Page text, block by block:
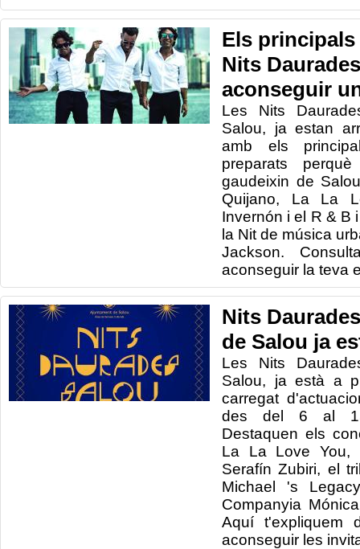
Els
Nits
aconseguir
Les Nits
Salou, ja estan
amb els
preparats
gaudeixin de
Quijano, La La
Invernón i el R & B
la Nit de música
Jackson.
aconseguir la teva
Nits
de Salou ja
Les Nits
Salou, ja està a
carregat
des del 6 al
Destaquen els
La La Love You,
Serafín Zubiri, el
Michael 's
Companyia
Aquí t'expliquem
aconseguir les